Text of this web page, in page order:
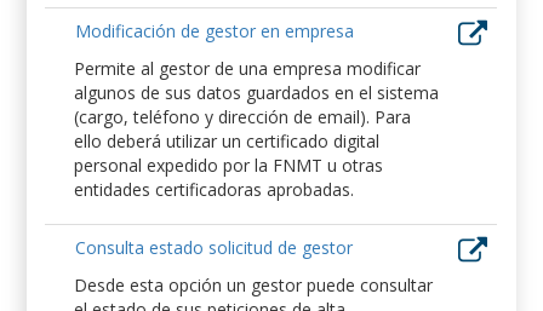
Modificación de gestor en empresa
Permite al gestor de una empresa modificar
algunos de sus datos guardados en el sistema
(cargo, teléfono y dirección de email). Para
ello deberá utilizar un certificado digital
personal expedido por la FNMT u otras
entidades certificadoras aprobadas.
Consulta estado solicitud de gestor
Desde esta opción un gestor puede consultar